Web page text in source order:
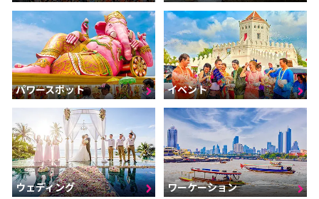
パワースポット イベント
ウェディング ワーケーション